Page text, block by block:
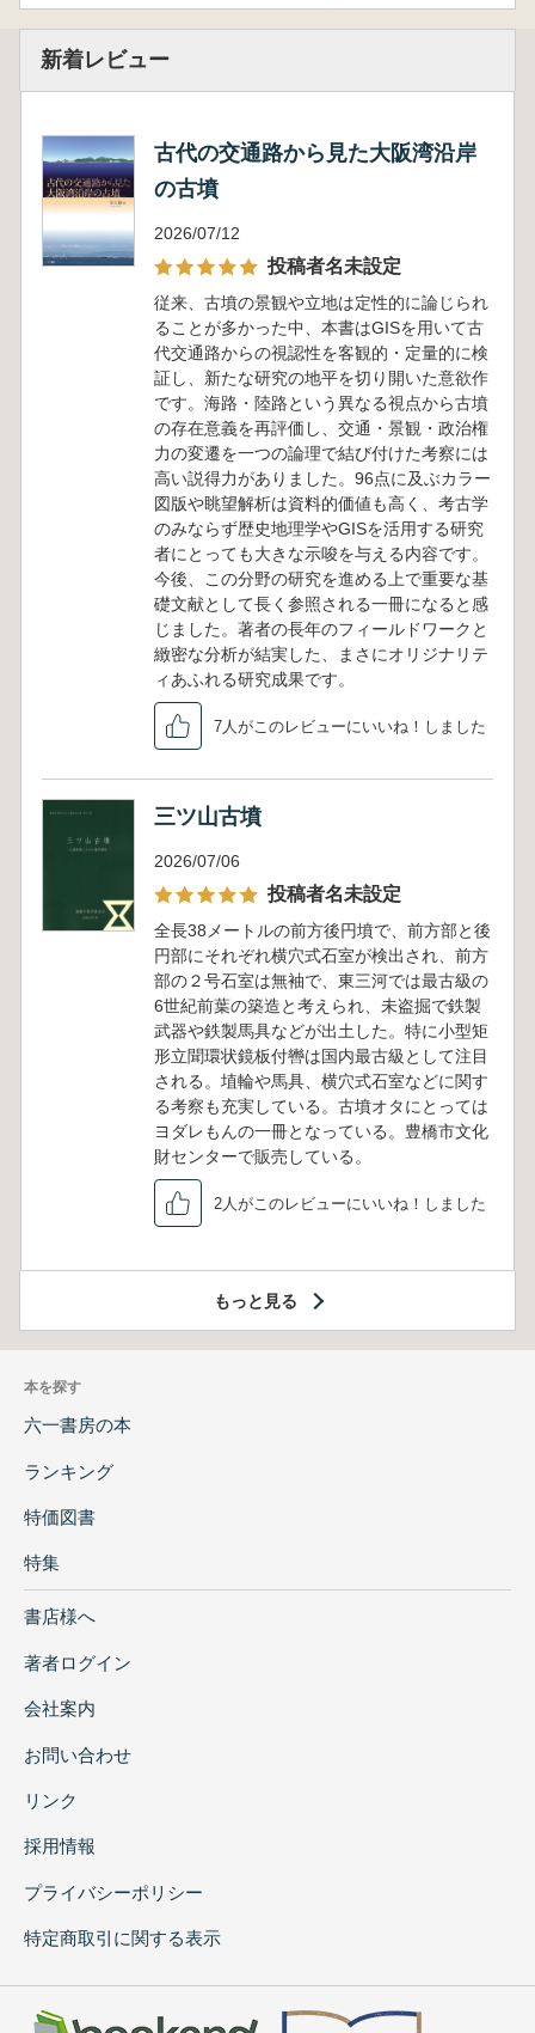
新着レビュー
古代の交通路から見た大阪湾沿岸
の古墳
2026/07/12
投稿者名未設定
従来、古墳の景観や立地は定性的に論じられ
ることが多かった中、本書はGISを用いて古
代交通路からの視認性を客観的・定量的に検
証し、新たな研究の地平を切り開いた意欲作
です。海路・陸路という異なる視点から古墳
の存在意義を再評価し、交通・景観・政治権
力の変遷を一つの論理で結び付けた考察には
高い説得力がありました。96点に及ぶカラー
図版や眺望解析は資料的価値も高く、考古学
のみならず歴史地理学やGISを活用する研究
者にとっても大きな示唆を与える内容です。
今後、この分野の研究を進める上で重要な基
礎文献として長く参照される一冊になると感
じました。著者の長年のフィールドワークと
緻密な分析が結実した、まさにオリジナリテ
ィあふれる研究成果です。
7人がこのレビューにいいね！しました
三ツ山古墳
2026/07/06
投稿者名未設定
全長38メートルの前方後円墳で、前方部と後
円部にそれぞれ横穴式石室が検出され、前方
部の２号石室は無袖で、東三河では最古級の
6世紀前葉の築造と考えられ、未盗掘で鉄製
武器や鉄製馬具などが出土した。特に小型矩
形立聞環状鏡板付轡は国内最古級として注目
される。埴輪や馬具、横穴式石室などに関す
る考察も充実している。古墳オタにとっては
ヨダレもんの一冊となっている。豊橋市文化
財センターで販売している。
2人がこのレビューにいいね！しました
もっと見る
本を探す
六一書房の本
ランキング
特価図書
特集
書店様へ
著者ログイン
会社案内
お問い合わせ
リンク
採用情報
プライバシーポリシー
特定商取引に関する表示